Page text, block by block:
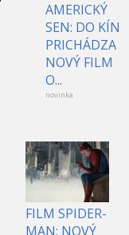
AMERICKÝ
SEN: DO KÍN
PRICHÁDZA
NOVÝ FILM
O...
novinka
FILM SPIDER-
MAN: NOVÝ